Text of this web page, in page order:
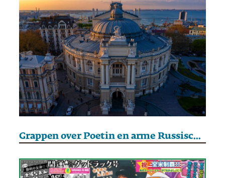
Grappen over Poetin en arme Russische soldaten. In Odessa lachen ze om de oorlog